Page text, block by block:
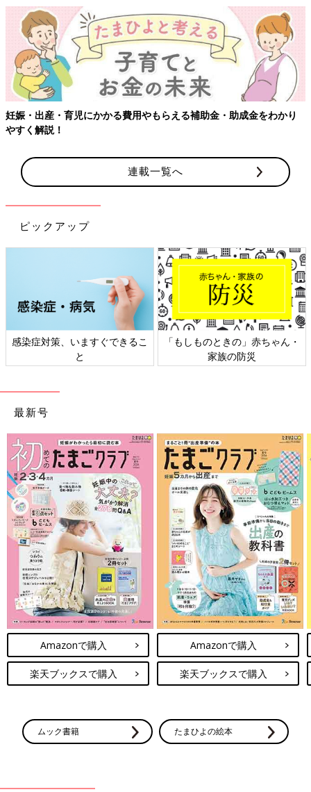
妊娠・出産・育児にかかる費用やもらえる補助金・助成金をわかり
やすく解説！
連載一覧へ
ピックアップ
感染症対策、いますぐできるこ
と
「もしものときの」赤ちゃん・
家族の防災
最新号
Amazonで購入
楽天ブックスで購入
Amazonで購入
楽天ブックスで購入
ムック書籍 たまひよの絵本